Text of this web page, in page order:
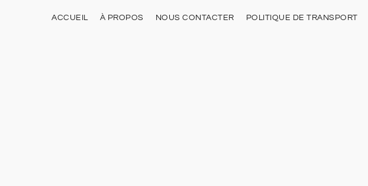
ACCUEIL À PROPOS NOUS CONTACTER POLITIQUE DE TRANSPORT